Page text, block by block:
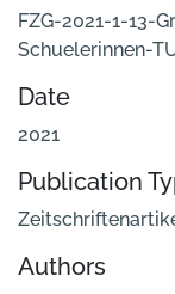
FZG-2021-1-13-
Schuelerinnen-
Date
2021
Publication
Authors